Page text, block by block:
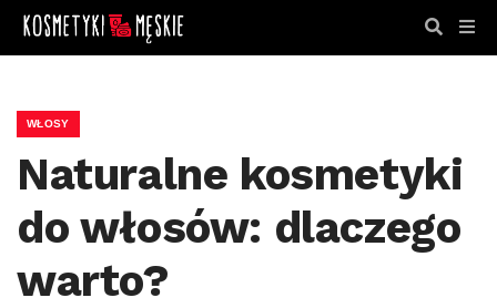
WŁOSY
Naturalne kosmetyki
do włosów: dlaczego
warto?